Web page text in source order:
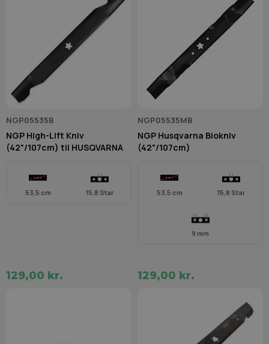
NGP05535B
NGP High-Lift Kniv
(42"/107cm) til HUSQVARNA
53,5 cm 15,8 Star
129,00 kr.
NGP05535MB
NGP Husqvarna Biokniv
(42"/107cm)
53,5 cm 15,8 Star
9 mm
129,00 kr.